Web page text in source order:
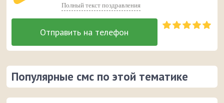
Полный текст поздравления
Популярные смс по этой тематике